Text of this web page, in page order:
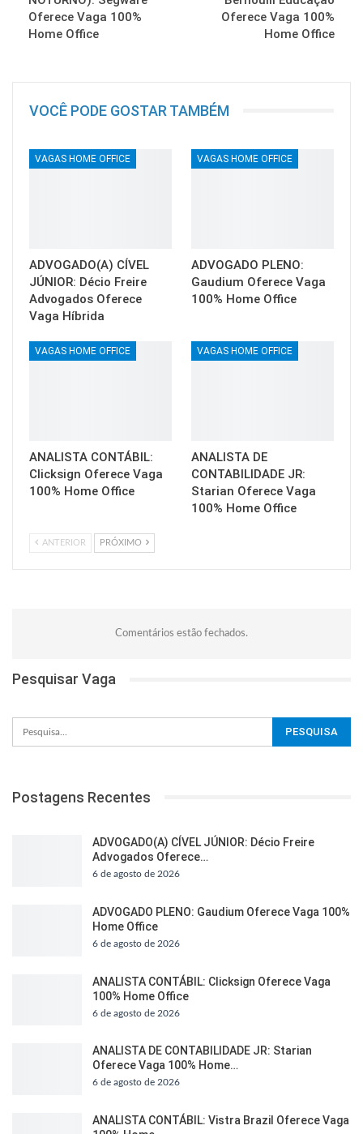
Oferece Vaga 100%
Home Office
Oferece Vaga 100%
Home Office
VOCÊ PODE GOSTAR TAMBÉM
VAGAS HOME OFFICE
ADVOGADO(A) CÍVEL
JÚNIOR: Décio Freire
Advogados Oferece
Vaga Híbrida
VAGAS HOME OFFICE
ADVOGADO PLENO:
Gaudium Oferece Vaga
100% Home Office
VAGAS HOME OFFICE
ANALISTA CONTÁBIL:
Clicksign Oferece Vaga
100% Home Office
VAGAS HOME OFFICE
ANALISTA DE
CONTABILIDADE JR:
Starian Oferece Vaga
100% Home Office
ANTERIOR PRÓXIMO
Comentários estão fechados.
Pesquisar Vaga
Postagens Recentes
ADVOGADO(A) CÍVEL JÚNIOR: Décio Freire
Advogados Oferece…
6 de agosto de 2026
ADVOGADO PLENO: Gaudium Oferece Vaga 100%
Home Office
6 de agosto de 2026
ANALISTA CONTÁBIL: Clicksign Oferece Vaga
100% Home Office
6 de agosto de 2026
ANALISTA DE CONTABILIDADE JR: Starian
Oferece Vaga 100% Home…
6 de agosto de 2026
ANALISTA CONTÁBIL: Vistra Brazil Oferece Vaga